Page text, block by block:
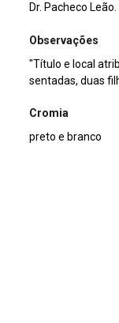
Dr. Pacheco Leão.
Observações
"Título e local
sentadas, duas
Cromia
preto e branco